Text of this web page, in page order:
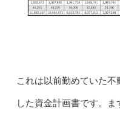
これは以前勤めていた
した資金計画書です。